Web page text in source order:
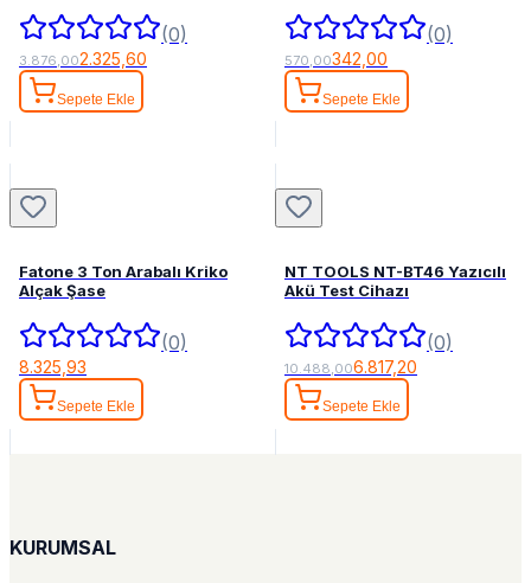
(0)
3.876,002.325,60
Sepete Ekle
(0)
570,00342,00
Sepete Ekle
Fatone 3 Ton Arabalı Kriko
Alçak Şase
(0)
8.325,93
Sepete Ekle
NT TOOLS NT-BT46 Yazıcılı
Akü Test Cihazı
(0)
10.488,006.817,20
Sepete Ekle
KURUMSAL